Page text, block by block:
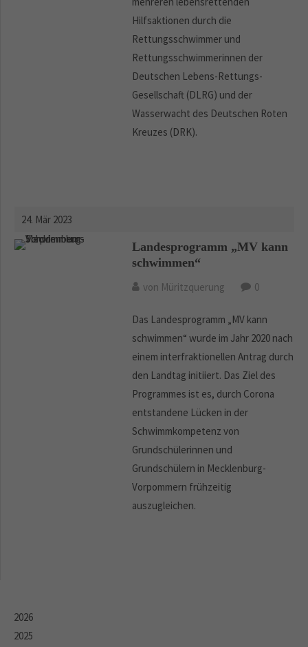
Hilfsaktionen durch die
Rettungsschwimmer und
Rettungsschwimmerinnen der
Deutschen Lebens-Rettungs-
Gesellschaft (DLRG) und der
Wasserwacht des Deutschen Roten
Kreuzes (DRK).
24. Mär 2023
Landesprogramm „MV kann
schwimmen“
von Müritzquerung 0
Das Landesprogramm „MV kann
schwimmen“ wurde im Jahr 2020 nach
einem interfraktionellen Antrag durch
den Landtag initiiert. Das Ziel des
Programmes ist es, durch Corona
entstandene Lücken in der
Schwimmkompetenz von
Grundschülerinnen und
Grundschülern in Mecklenburg-
Vorpommern frühzeitig
auszugleichen.
2026
2025